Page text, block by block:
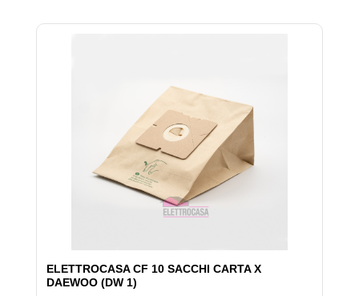
ELETTROCASA CF 10 SACCHI CARTA X
DAEWOO (DW 1)